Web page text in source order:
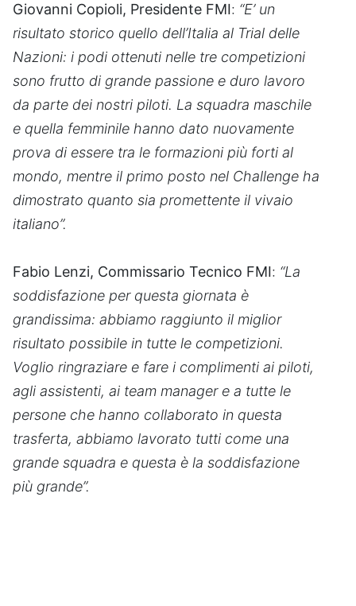
Giovanni Copioli, Presidente FMI: “E’ un
risultato storico quello dell’Italia al Trial delle
Nazioni: i podi ottenuti nelle tre competizioni
sono frutto di grande passione e duro lavoro
da parte dei nostri piloti. La squadra maschile
e quella femminile hanno dato nuovamente
prova di essere tra le formazioni più forti al
mondo, mentre il primo posto nel Challenge ha
dimostrato quanto sia promettente il vivaio
italiano”.
Fabio Lenzi, Commissario Tecnico FMI: “La
soddisfazione per questa giornata è
grandissima: abbiamo raggiunto il miglior
risultato possibile in tutte le competizioni.
Voglio ringraziare e fare i complimenti ai piloti,
agli assistenti, ai team manager e a tutte le
persone che hanno collaborato in questa
trasferta, abbiamo lavorato tutti come una
grande squadra e questa è la soddisfazione
più grande”.